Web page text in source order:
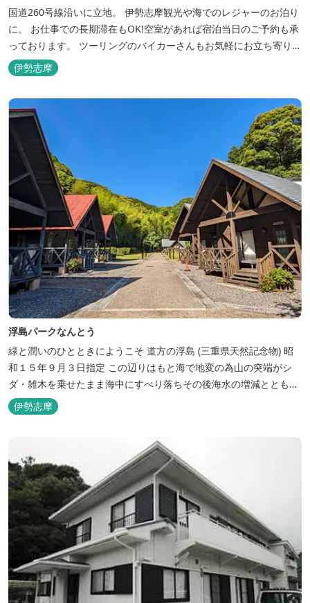
国道260号線沿いに立地。 伊勢志摩観光や海でのレジャーのお泊り
に。 お仕事での長期滞在もOK!空室があれば宿泊当日のご予約も承
っております。 ツーリングのバイカーさんもお気軽にお立ち寄りく
ださい。
伊勢志摩
浮島パークなんとう
緑と潤いのひとときにようこそ ​道方の浮島 (三重県天然記念物) 昭
和１５年９月３日指定 この辺りはもと海で地変の為山の突端がシ
ダ・雑木を乗せたまま海中にすべり落ちその後海水の増減とともに
浮き沈みするようになったと伝えられています。 周辺は浮島を廻る
散策路が設けられ、また海岸線が一望できる展望塔へと続く遊歩道
もあり自然と親しむ見どころがあります。 ご家族連れで気軽にご利
伊勢志摩